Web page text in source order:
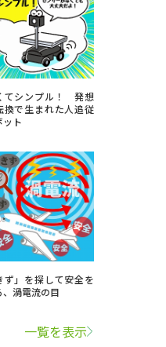
いサイト
のご案内
てシンプル！ 発想
換で生まれた人追従
ット
ず」を探して安全を
、渦電流の目
一覧を表示